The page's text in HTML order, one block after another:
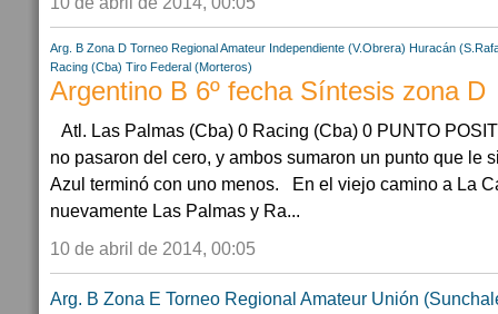
Arg. B Zona D Torneo Regional Amateur Independiente (V.Obrera) Huracán
Racing (Cba) Tiro Federal (Morteros)
Argentino B 6º fecha Síntesis zona D
Atl. Las Palmas (Cba) 0 Racing (Cba) 0 PUNTO
no pasaron del cero, y ambos sumaron un punto que le
Azul terminó con uno menos. En el viejo camino a La
nuevamente Las Palmas y Ra...
10 de abril de 2014, 00:05
Arg. B Zona E Torneo Regional Amateur Unión